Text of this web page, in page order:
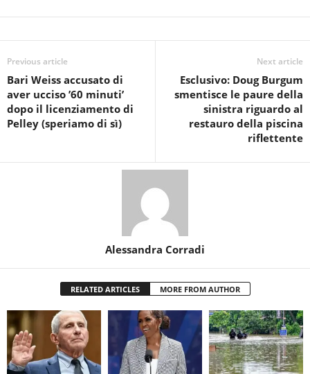
Previous article
Bari Weiss accusato di
aver ucciso ’60 minuti’
dopo il licenziamento di
Pelley (speriamo di sì)
Next article
Esclusivo: Doug Burgum
smentisce le paure della
sinistra riguardo al
restauro della piscina
riflettente
Alessandra Corradi
RELATED ARTICLES MORE FROM AUTHOR